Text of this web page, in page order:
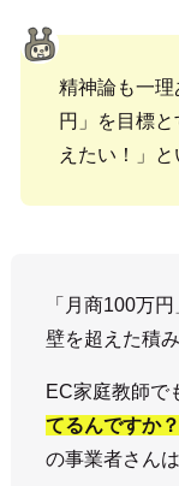
精神論も一
円」を目標
えたい！」
「月商100万
壁を超えた積
EC家庭教師で
てるんですか？
の事業者さん